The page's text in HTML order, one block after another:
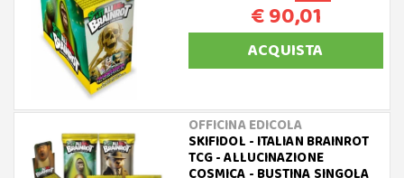
€ 90,01
ACQUISTA
OFFICINA EDICOLA
SKIFIDOL - ITALIAN BRAINROT
TCG - ALLUCINAZIONE